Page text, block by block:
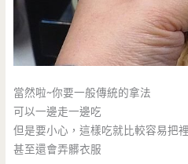
當然啦~你要一般傳統的拿法
可以一邊走一邊吃
但是要小心，這樣吃就比較容易把
甚至還會弄髒衣服